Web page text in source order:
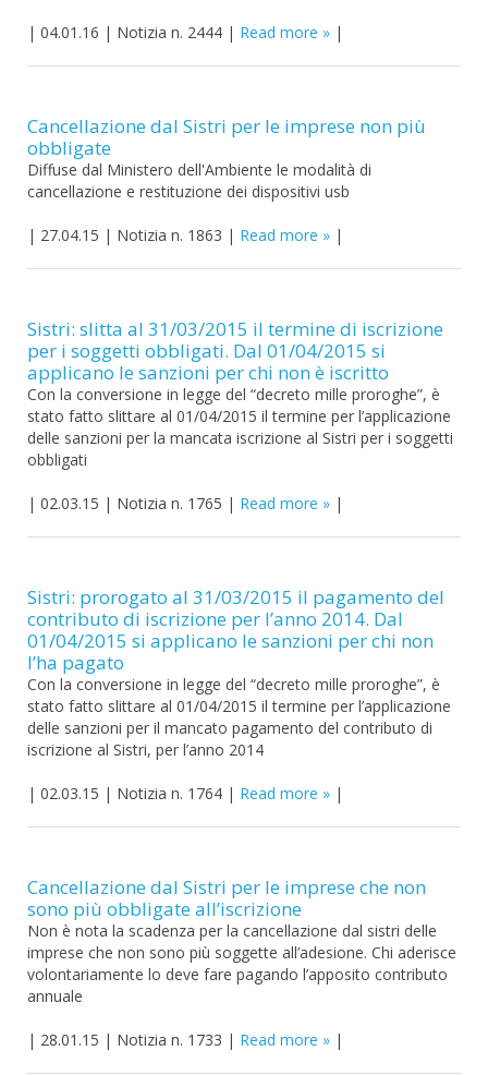
| 04.01.16 | Notizia n. 2444 | Read more |
Cancellazione dal Sistri per le imprese non più
obbligate
Diffuse dal Ministero dell'Ambiente le modalità di
cancellazione e restituzione dei dispositivi usb
| 27.04.15 | Notizia n. 1863 | Read more |
Sistri: slitta al 31/03/2015 il termine di iscrizione
per i soggetti obbligati. Dal 01/04/2015 si
applicano le sanzioni per chi non è iscritto
Con la conversione in legge del “decreto mille proroghe”, è
stato fatto slittare al 01/04/2015 il termine per l’applicazione
delle sanzioni per la mancata iscrizione al Sistri per i soggetti
obbligati
| 02.03.15 | Notizia n. 1765 | Read more |
Sistri: prorogato al 31/03/2015 il pagamento del
contributo di iscrizione per l’anno 2014. Dal
01/04/2015 si applicano le sanzioni per chi non
l’ha pagato
Con la conversione in legge del “decreto mille proroghe”, è
stato fatto slittare al 01/04/2015 il termine per l’applicazione
delle sanzioni per il mancato pagamento del contributo di
iscrizione al Sistri, per l’anno 2014
| 02.03.15 | Notizia n. 1764 | Read more |
Cancellazione dal Sistri per le imprese che non
sono più obbligate all’iscrizione
Non è nota la scadenza per la cancellazione dal sistri delle
imprese che non sono più soggette all’adesione. Chi aderisce
volontariamente lo deve fare pagando l’apposito contributo
annuale
| 28.01.15 | Notizia n. 1733 | Read more |